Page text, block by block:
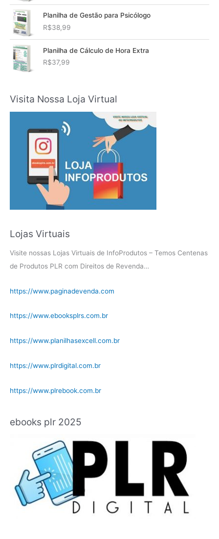
Planilha de Gestão para Psicólogo
R$38,99
Planilha de Cálculo de Hora Extra
R$37,99
Visita Nossa Loja Virtual
Lojas Virtuais
Visite nossas Lojas Virtuais de InfoProdutos – Temos Centenas
de Produtos PLR com Direitos de Revenda…
https://www.paginadevenda.com
https://www.ebooksplrs.com.br
https://www.planilhasexcell.com.br
https://www.plrdigital.com.br
https://www.plrebook.com.br
ebooks plr 2025